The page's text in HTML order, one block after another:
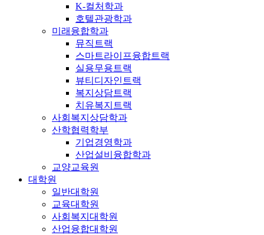
K-컬처학과
호텔관광학과
미래융합학과
뮤직트랙
스마트라이프융합트랙
실용무용트랙
뷰티디자인트랙
복지상담트랙
치유복지트랙
사회복지상담학과
산학협력학부
기업경영학과
산업설비융합학과
교양교육원
대학원
일반대학원
교육대학원
사회복지대학원
산업융합대학원